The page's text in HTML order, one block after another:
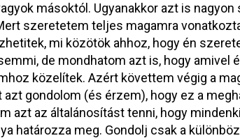
másoktól. Ugyanakkor azt is
szeretetem teljes magamra
mi közötök ahhoz, hogy én
de mondhatom azt is, hogy amivel
közelítek. Azért követtem végig a
gondolom (és érzem), hogy ez a
azt az általánosítást tenni, hogy
határozza meg. Gondolj csak a